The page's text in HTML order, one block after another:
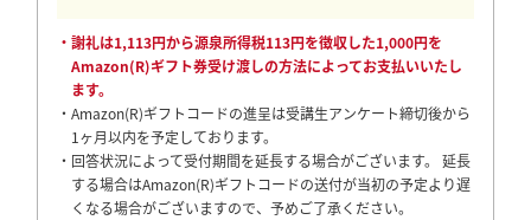
・謝礼は1,113円から源泉所得税113円を徴収した1,000円を
Amazon(R)ギフト券受け渡しの方法によってお支払いいたし
ます。
・Amazon(R)ギフトコードの進呈は受講生アンケート締切後から
1ヶ月以内を予定しております。
・回答状況によって受付期間を延長する場合がございます。 延長
する場合はAmazon(R)ギフトコードの送付が当初の予定より遅
くなる場合がございますので、予めご了承ください。